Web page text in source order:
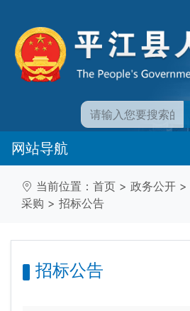
网站导航
当前位置： 首页 > 政务公开 >
采购 > 招标公告
招标公告